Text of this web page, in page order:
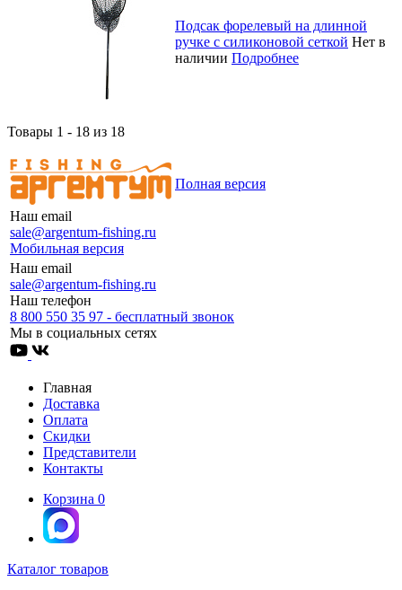
Подсак форелевый на длинной
ручке с силиконовой сеткой Нет в
наличии Подробнее
Товары 1 - 18 из 18
Наш email
sale@argentum-fishing.ru
Мобильная версия
Полная версия
Наш email
sale@argentum-fishing.ru
Наш телефон
8 800 550 35 97 - бесплатный звонок
Мы в социальных сетях
Главная
Доставка
Оплата
Скидки
Представители
Контакты
Корзина 0
Каталог товаров